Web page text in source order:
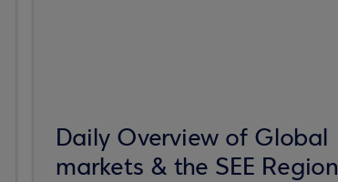
Daily Overview of Global
markets & the SEE Region